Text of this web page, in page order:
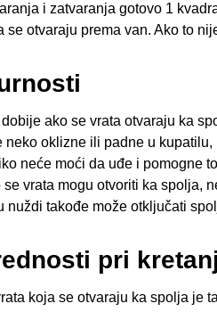
i zatvaranja gotovo 1
se otvaraju prema van. Ako to
ako se vrata otvaraju ka
neko oklizne ili padne u
neće moći da uđe i pomogne
se vrata mogu otvoriti ka spolja,
nuždi takođe može otključati
pri
koja se otvaraju ka spolja je